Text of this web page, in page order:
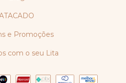
e Promoções
com o seu Lita